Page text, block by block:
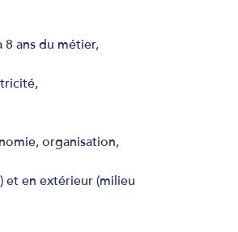
ans du métier,
organisation,
et en extérieur (milieu